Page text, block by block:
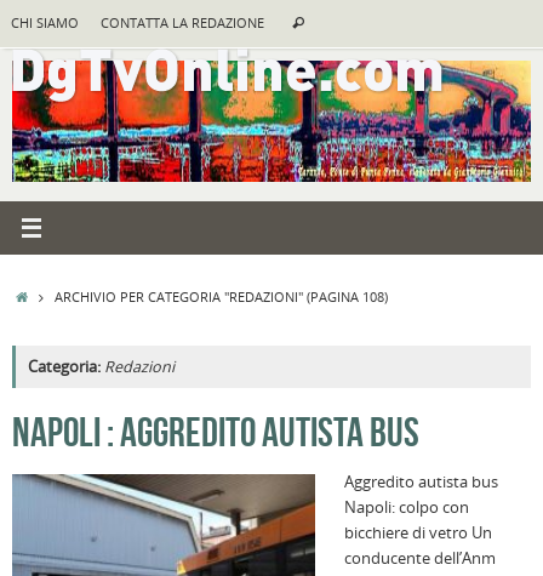
contenuto
CHI SIAMO CONTATTA LA REDAZIONE Cerca
HOMEARCHIVIO PER CATEGORIA "REDAZIONI"(PAGINA 108)
Categoria: Redazioni
NAPOLI : AGGREDITO AUTISTA BUS
Aggredito autista bus
Napoli: colpo con
bicchiere di vetro Un
conducente dell’Anm